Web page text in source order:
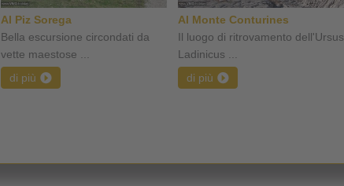
Al Piz Sorega
Bella escursione circondati da
vette maestose ...
di più
Al Monte Conturines
Il luogo di ritrovamento dell'Ursus
Ladinicus ...
di più